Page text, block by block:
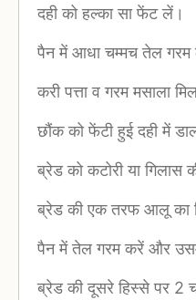
दही को हल्का सा फेंट लें।
पैन में आधा चम्मच तेल
करी पत्ता व गरम मसाला
छौंक को फेंटी हुई दही में
ब्रेड को कटोरी या गिलास
ब्रेड की एक तरफ आलू का
पैन में तेल गरम करें और
ब्रेड की दूसरे हिस्से पर 2